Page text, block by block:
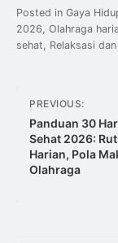
Posted in Gaya
2026, Olahraga
sehat, Relaksasi
Navigasi
pos
PREVIOUS:
Panduan 30
Sehat 2026:
Harian, Pola
Olahraga